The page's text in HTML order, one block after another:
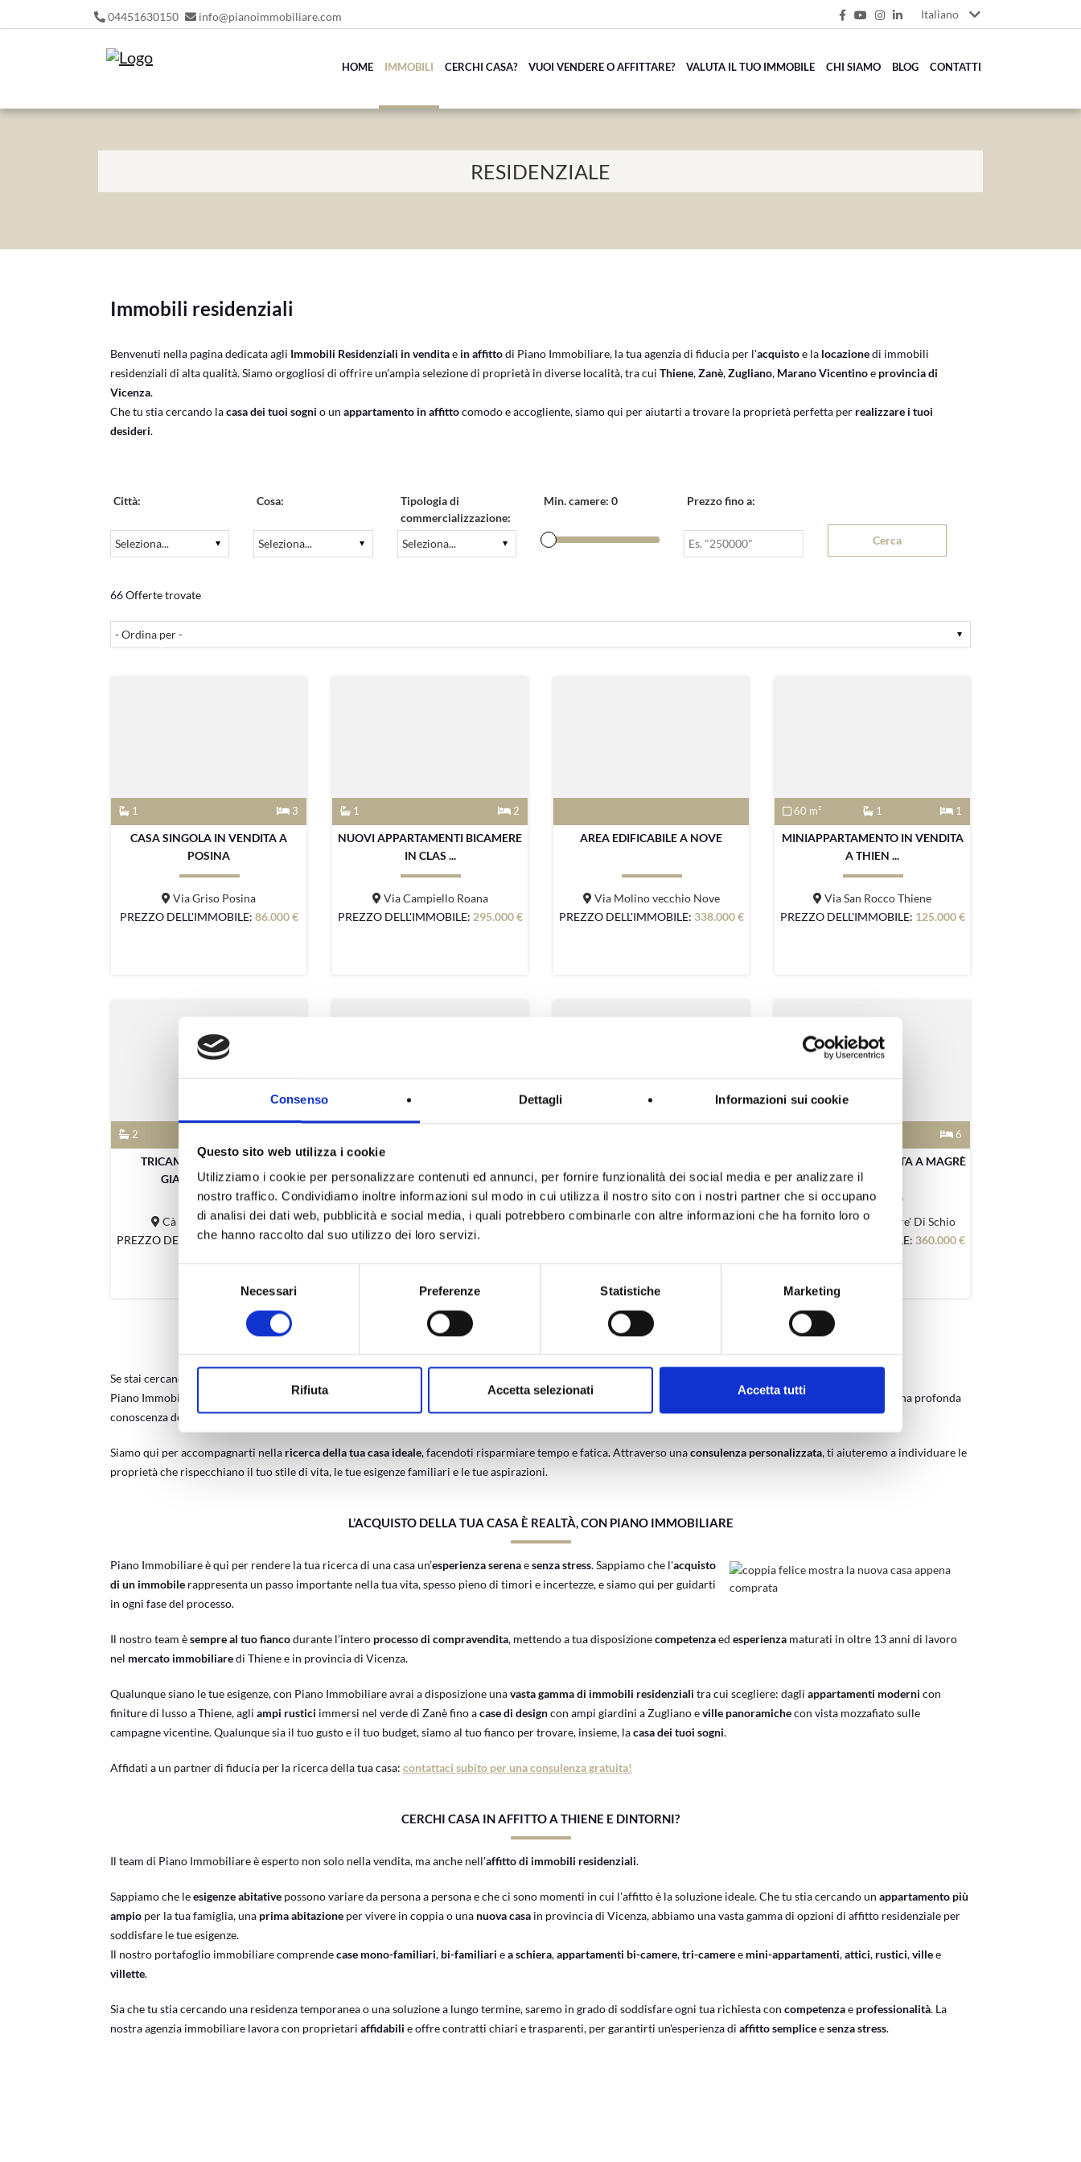
Consenso Dettagli Informazioni sui cookie
Questo sito web utilizza i cookie
Utilizziamo i cookie per personalizzare contenuti ed annunci, per fornire funzionalità dei social media e per analizzare il
nostro traffico. Condividiamo inoltre informazioni sul modo in cui utilizza il nostro sito con i nostri partner che si occupano
di analisi dei dati web, pubblicità e social media, i quali potrebbero combinarle con altre informazioni che ha fornito loro o
che hanno raccolto dal suo utilizzo dei loro servizi.
Necessari Preferenze Statistiche Marketing
Rifiuta Accetta selezionati Accetta tutti
04451630150 info@pianoimmobiliare.com Italiano
HOME IMMOBILI CERCHI CASA? VUOI VENDERE O AFFITTARE? VALUTA IL TUO IMMOBILE CHI SIAMO BLOG CONTATTI
RESIDENZIALE
Immobili residenziali
Benvenuti nella pagina dedicata agli Immobili Residenziali in venditae in affittodi Piano Immobiliare, la tua agenzia di fiducia per l'acquistoe la locazionedi immobili
residenziali di alta qualità. Siamo orgogliosi di offrire un'ampia selezione di proprietà in diverse località, tra cui Thiene,Zanè,Zugliano, Marano Vicentinoe provincia di
Vicenza.
Che tu stia cercando lacasa dei tuoi sogni o un appartamento in affittocomodo e accogliente, siamo qui per aiutarti a trovare la proprietà perfetta per realizzare i tuoi
desideri.
Città: Cosa:
Tipologia di
commercializzazione:
Min. camere: 0 Prezzo fino a:
66 Offerte trovate
1 3
CASA SINGOLA IN VENDITA A
POSINA
Via Griso Posina
PREZZO DELL'IMMOBILE: 86.000 €
1 2
NUOVI APPARTAMENTI BICAMERE
IN CLAS ...
Via Campiello Roana
PREZZO DELL'IMMOBILE: 295.000 €
AREA EDIFICABILE A NOVE
Via Molino vecchio Nove
PREZZO DELL'IMMOBILE: 338.000 €
60 m² 1 1
MINIAPPARTAMENTO IN VENDITA
A THIEN ...
Via San Rocco Thiene
PREZZO DELL'IMMOBILE: 125.000 €
2
TRICAMERE DUPLEX CON
GIARDINO IN VE ...
Cà magre Rozzampia
PREZZO DELL'IMMOBILE:195.000 €
CASA INDIPENDENTE A THIENE
CON GIAR ...
Thiene
PREZZO DELL'IMMOBILE:425.000 €
VENDITA I ...
Macello Bassano Del Grappa
6
BIFAMILIARE IN VENDITA A MAGRÈ
Via Borgosesia Magre' Di Schio
PREZZO DELL'IMMOBILE: 360.000 €
1 2 8 9
Se stai cercando una
Piano Immobiliare ti offre una
vasta gamma di immobili residenziali che includonocase,appartamenti
e molte altre soluzioni abitative. Abbiamo una profonda
conoscenza del mercato immobiliare locale e lavoriamo attentamente per comprendere pienamente le tue preferenze.
Siamo qui per accompagnarti nella ricerca della tua casa ideale, facendoti risparmiare tempo e fatica. Attraverso unaconsulenza personalizzata, ti aiuteremo a individuare le
proprietà che rispecchiano il tuo stile di vita, le tue esigenze familiari e le tue aspirazioni.
L’ACQUISTO DELLA TUA CASA È REALTÀ, CON PIANO IMMOBILIARE
Piano Immobiliare è qui per rendere la tua ricerca di una casa un’esperienza serenaesenza stress. Sappiamo che l'acquisto
di un immobile rappresenta un passo importante nella tua vita, spesso pieno di timori e incertezze, e siamo qui per guidarti
in ogni fase del processo.
Il nostro team èsempre al tuo fiancodurante l’intero processo di compravendita, mettendo a tua disposizionecompetenzaed esperienza maturati in oltre 13 anni di lavoro
nel mercato immobiliaredi Thiene e in provincia di Vicenza.
Qualunque siano le tue esigenze, con Piano Immobiliare avrai a disposizione unavasta gamma di immobili residenziali tra cui scegliere: dagli appartamenti moderni con
finiture di lusso a Thiene, agli ampi rustici immersi nel verde di Zanè fino acase di designcon ampi giardini a Zugliano eville panoramichecon vista mozzafiato sulle
campagne vicentine. Qualunque sia il tuo gusto e il tuo budget, siamo al tuo fianco per trovare, insieme, lacasa dei tuoi sogni.
Affidati a un partner di fiducia per la ricerca della tua casa: contattaci subito per una consulenza gratuita!
CERCHI CASA IN AFFITTO A THIENE E DINTORNI?
Il team di Piano Immobiliare è esperto non solo nella vendita, ma anche nell'affitto di immobili residenziali.
Sappiamo che leesigenze abitative possono variare da persona a persona e che ci sono momenti in cui l'affitto è la soluzione ideale. Che tu stia cercando un appartamento più
ampio per la tua famiglia, una prima abitazione per vivere in coppia o una nuova casa in provincia di Vicenza, abbiamo una vasta gamma di opzioni di affitto residenziale per
soddisfare le tue esigenze.
Il nostro portafoglio immobiliare comprendecase mono-familiari, bi-familiari ea schiera,appartamenti bi-camere,tri-cameree mini-appartamenti,attici, rustici,villee
villette.
Sia che tu stia cercando una residenza temporanea o una soluzione a lungo termine, saremo in grado di soddisfare ogni tua richiesta con competenzae professionalità. La
nostra agenzia immobiliare lavora con proprietari affidabili e offre contratti chiari e trasparenti, per garantirti un'esperienza di affitto sempliceesenza stress.